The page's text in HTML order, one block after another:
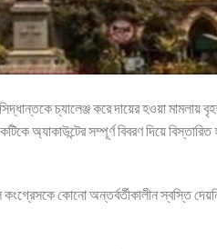
চ্যালেঞ্জ করে দায়ের হওয়া মামলায়
অ্যাকাউন্টের সম্পূর্ণ বিবরণ দিয়ে
কোনো অন্তর্বর্তীকালীন স্বস্তি